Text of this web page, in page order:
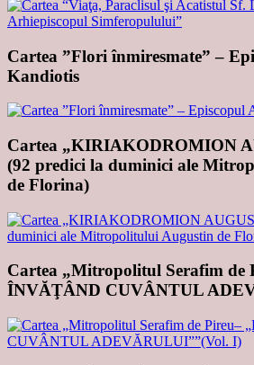
Cartea ”Flori înmiresmate” –
Kandiotis
Cartea „KIRIAKODROMION
(92 predici la duminici ale
de Florina)
Cartea „Mitropolitul Serafim de
ÎNVĂŢÂND CUVÂNTUL